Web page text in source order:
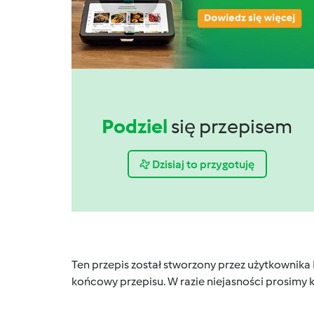
Podziel się przepisem
Dzisiaj to przygotuję
Ten przepis został stworzony przez
końcowy przepisu. W razie niejasności prosimy